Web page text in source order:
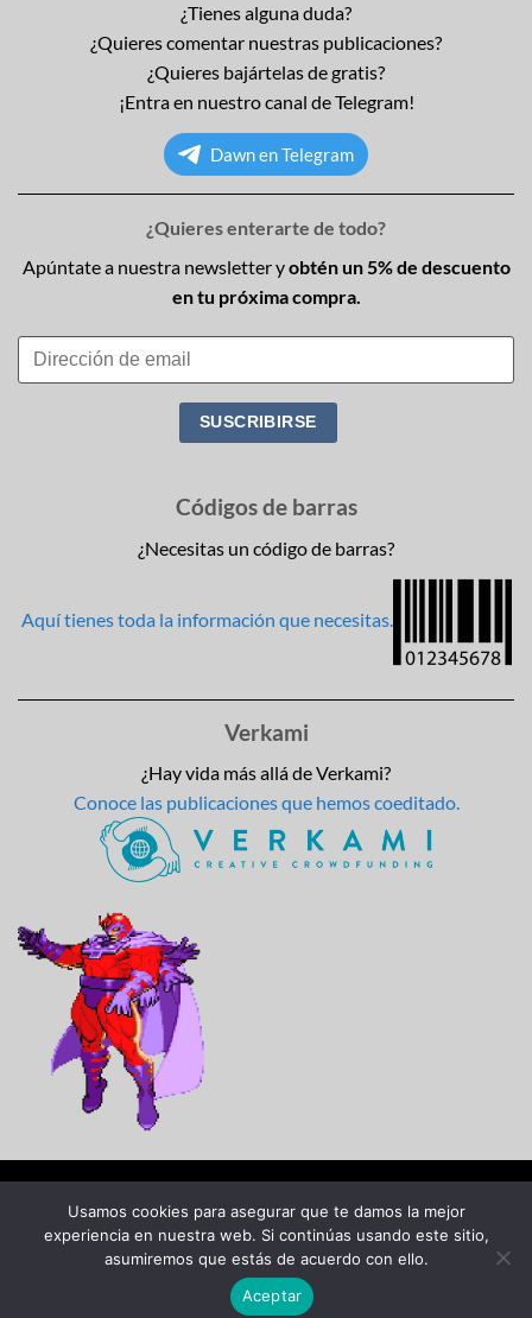
¿Tienes alguna duda?
¿Quieres comentar nuestras publicaciones?
¿Quieres bajártelas de gratis?
¡Entra en nuestro canal de Telegram!
Dawn en Telegram
¿Quieres enterarte de todo?
Apúntate a nuestra newsletter yobtén un 5% de descuento
en tu próxima compra.
Códigos de barras
¿Necesitas un código de barras?
Aquí tienes toda la información que necesitas.
Verkami
¿Hay vida más allá de Verkami?
Conoce las publicaciones que hemos coeditado.
AVISO LEGAL Y POLÍTICA DE PRIVACIDAD
TÉRMINOS Y CONDICIONES DE USO
CONTACTO
Dawn Entertainment
Usamos cookies para asegurar que te damos la mejor
experiencia en nuestra web. Si continúas usando este sitio,
asumiremos que estás de acuerdo con ello.
Aceptar